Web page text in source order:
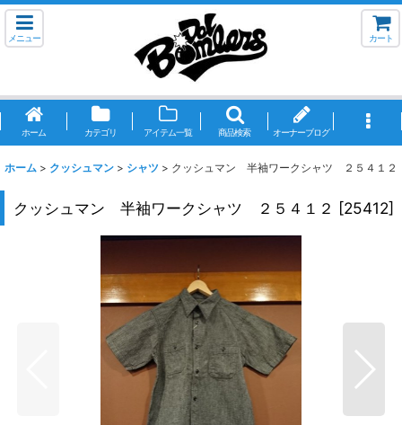
メニュー カート
ホーム カテゴリ アイテム一覧 商品検索 オーナーブログ
ホーム > クッシュマン > シャツ > クッシュマン 半袖ワークシャツ ２５４１２
クッシュマン 半袖ワークシャツ ２５４１２ [25412]